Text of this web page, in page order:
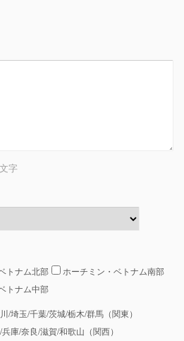
文字
トナム北部
ホーチミン・ベトナム南部
トナム中部
/埼玉/千葉/茨城/栃木/群馬（関東）
庫/奈良/滋賀/和歌山（関西）